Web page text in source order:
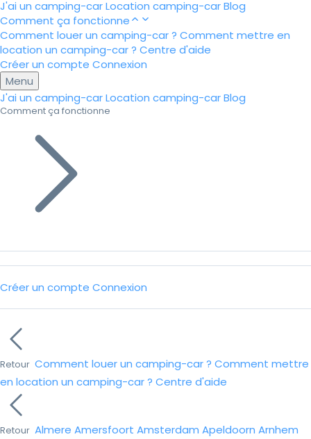
J'ai un camping-carLocation camping-carBlog
Comment ça fonctionne
Comment louer un camping-car ? Comment mettre en
location un camping-car ? Centre d'aide
Créer un compte Connexion
Menu
J'ai un camping-carLocation camping-carBlog
Comment ça fonctionne
Créer un compte Connexion
Retour Comment louer un camping-car ? Comment mettre
en location un camping-car ? Centre d'aide
Retour Almere Amersfoort Amsterdam Apeldoorn Arnhem